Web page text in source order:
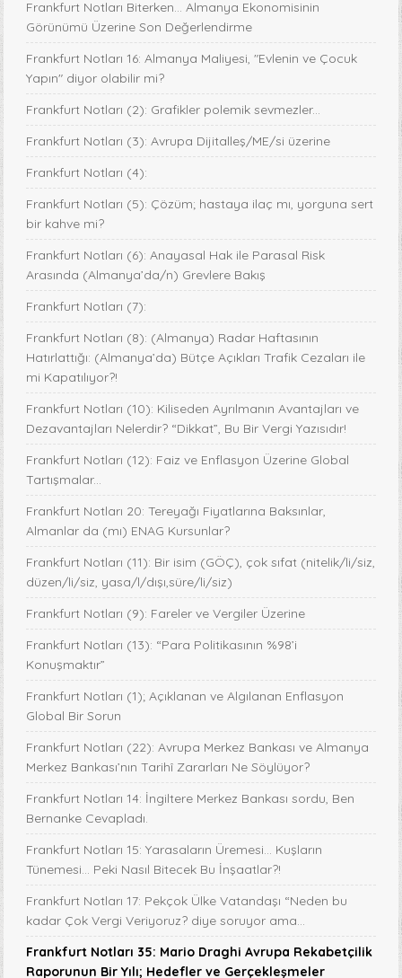
Frankfurt Notları Biterken... Almanya Ekonomisinin
Görünümü Üzerine Son Değerlendirme
Frankfurt Notları 16: Almanya Maliyesi, "Evlenin ve Çocuk
Yapın" diyor olabilir mi?
Frankfurt Notları (2): Grafikler polemik sevmezler...
Frankfurt Notları (3): Avrupa Dijitalleş/ME/si üzerine
Frankfurt Notları (4):
Frankfurt Notları (5): Çözüm; hastaya ilaç mı, yorguna sert
bir kahve mi?
Frankfurt Notları (6): Anayasal Hak ile Parasal Risk
Arasında (Almanya’da/n) Grevlere Bakış
Frankfurt Notları (7):
Frankfurt Notları (8): (Almanya) Radar Haftasının
Hatırlattığı: (Almanya’da) Bütçe Açıkları Trafik Cezaları ile
mi Kapatılıyor?!
Frankfurt Notları (10): Kiliseden Ayrılmanın Avantajları ve
Dezavantajları Nelerdir? “Dikkat”, Bu Bir Vergi Yazısıdır!
Frankfurt Notları (12): Faiz ve Enflasyon Üzerine Global
Tartışmalar...
Frankfurt Notları 20: Tereyağı Fiyatlarına Baksınlar,
Almanlar da (mı) ENAG Kursunlar?
Frankfurt Notları (11): Bir isim (GÖÇ), çok sıfat (nitelik/li/siz,
düzen/li/siz, yasa/l/dışı,süre/li/siz)
Frankfurt Notları (9): Fareler ve Vergiler Üzerine
Frankfurt Notları (13): “Para Politikasının %98’i
Konuşmaktır”
Frankfurt Notları (1); Açıklanan ve Algılanan Enflasyon
Global Bir Sorun
Frankfurt Notları (22): Avrupa Merkez Bankası ve Almanya
Merkez Bankası’nın Tarihî Zararları Ne Söylüyor?
Frankfurt Notları 14: İngiltere Merkez Bankası sordu, Ben
Bernanke Cevapladı.
Frankfurt Notları 15: Yarasaların Üremesi... Kuşların
Tünemesi… Peki Nasıl Bitecek Bu İnşaatlar?!
Frankfurt Notları 17: Pekçok Ülke Vatandaşı “Neden bu
kadar Çok Vergi Veriyoruz? diye soruyor ama...
Frankfurt Notları 35: Mario Draghi Avrupa Rekabetçilik
Raporunun Bir Yılı; Hedefler ve Gerçekleşmeler